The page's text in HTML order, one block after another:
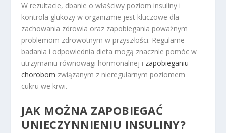
W rezultacie, dbanie o właściwy poziom insuliny i
kontrola glukozy w organizmie jest kluczowe dla
zachowania zdrowia oraz zapobiegania poważnym
problemom zdrowotnym w przyszłości. Regularne
badania i odpowiednia dieta mogą znacznie pomóc w
utrzymaniu równowagi hormonalnej i zapobieganiu
chorobom związanym z nieregularnym poziomem
cukru we krwi.
JAK MOŻNA ZAPOBIEGAĆ
UNIECZYNNIENIU INSULINY?